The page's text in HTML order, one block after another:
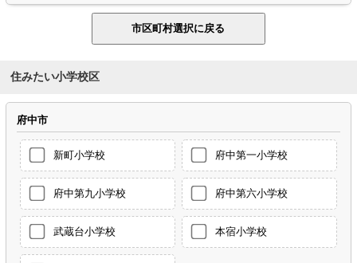
住みたい小学校区
府中市
新町小学校 府中第一小学校
府中第九小学校 府中第六小学校
武蔵台小学校 本宿小学校